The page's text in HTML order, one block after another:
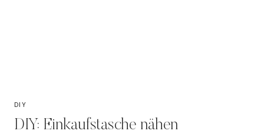
DIY
DIY: Einkaufstasche nähen